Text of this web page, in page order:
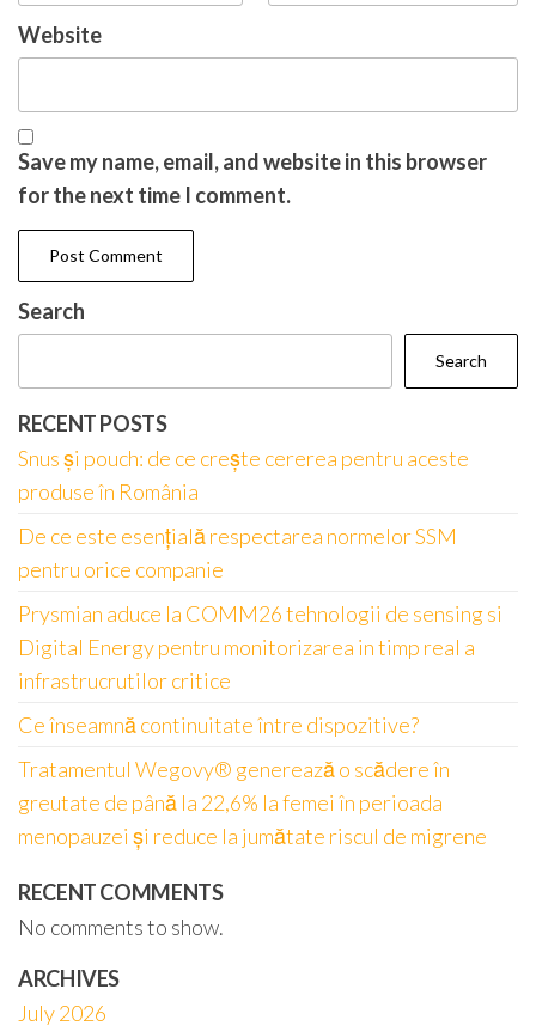
Website
Save my name, email, and website in this browser
for the next time I comment.
Search
Search
RECENT POSTS
Snus și pouch: de ce crește cererea pentru aceste
produse în România
De ce este esențială respectarea normelor SSM
pentru orice companie
Prysmian aduce la COMM26 tehnologii de sensing si
Digital Energy pentru monitorizarea in timp real a
infrastrucrutilor critice
Ce înseamnă continuitate între dispozitive?
Tratamentul Wegovy® generează o scădere în
greutate de până la 22,6% la femei în perioada
menopauzei și reduce la jumătate riscul de migrene
RECENT COMMENTS
No comments to show.
ARCHIVES
July 2026